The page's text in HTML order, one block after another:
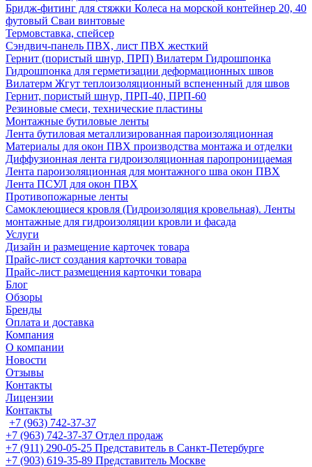
Бридж-фитинг для стяжки Колеса на морской контейнер 20, 40
футовый Сваи винтовые
Термовставка, спейсер
Сэндвич-панель ПВХ, лист ПВХ жесткий
Гернит (пористый шнур, ПРП) Вилатерм Гидрошпонка
Гидрошпонка для герметизации деформационных швов
Вилатерм Жгут теплоизоляционный вспененный для швов
Гернит, пористый шнур, ПРП-40, ПРП-60
Резиновые смеси, технические пластины
Монтажные бутиловые ленты
Лента бутиловая металлизированная пароизоляционная
Материалы для окон ПВХ производства монтажа и отделки
Диффузионная лента гидроизоляционная паропроницаемая
Лента пароизоляционная для монтажного шва окон ПВХ
Лента ПСУЛ для окон ПВХ
Противопожарные ленты
Самоклеющиеся кровля (Гидроизоляция кровельная). Ленты
монтажные для гидроизоляции кровли и фасада
Услуги
Дизайн и размещение карточек товара
Прайс-лист создания карточки товара
Прайс-лист размещения карточки товара
Блог
Обзоры
Бренды
Оплата и доставка
Компания
О компании
Новости
Отзывы
Контакты
Лицензии
Контакты
+7 (963) 742-37-37
+7 (963) 742-37-37 Отдел продаж
+7 (911) 290-05-25 Представитель в Санкт-Петербурге
+7 (903) 619-35-89 Представитель Москве